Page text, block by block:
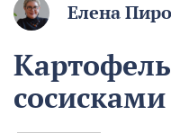
Елена
сосисками